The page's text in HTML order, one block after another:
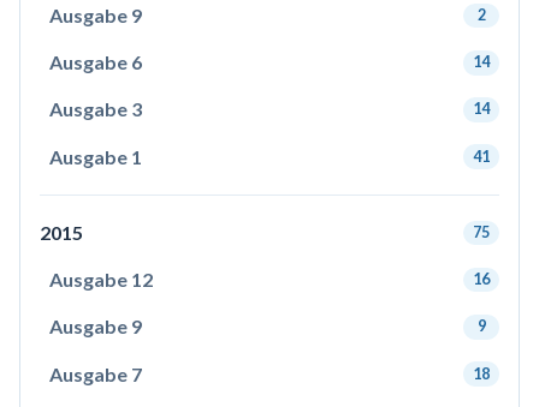
Ausgabe 9 2
Ausgabe 6 14
Ausgabe 3 14
Ausgabe 1 41
2015 75
Ausgabe 12 16
Ausgabe 9 9
Ausgabe 7 18